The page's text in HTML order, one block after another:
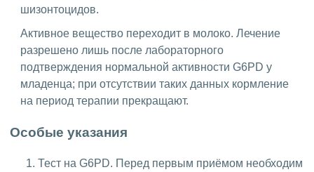
шизонтоцидов.
Активное вещество переходит в молоко. Лечение
разрешено лишь после лабораторного
подтверждения нормальной активности G6PD у
младенца; при отсутствии таких данных кормление
на период терапии прекращают.
Особые указания
Тест на G6PD. Перед первым приёмом необходим